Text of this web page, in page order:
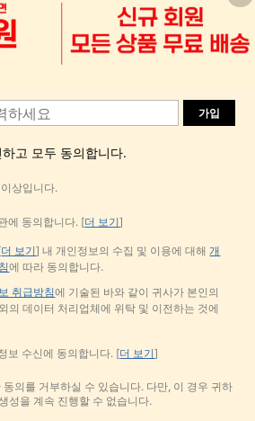
가입
고 모두 동의합니다.
상입니다.
에 동의합니다. [더 보기]
더 보기] 내 개인정보의 수집 및 이용에 대해개
에 따라 동의합니다.
취급방침에 기술된 바와 같이 귀사가 본인의
의 데이터 처리업체에 위탁 및 이전하는 것에
보 수신에 동의합니다. [더 보기]
동의를 거부하실 수 있습니다. 다만, 이 경우 귀하
성을 계속 진행할 수 없습니다.